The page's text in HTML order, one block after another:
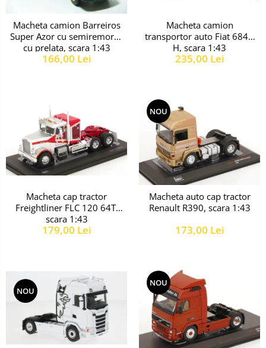
Macheta camion Barreiros
Super Azor cu semiremorca
cu prelata, scara 1:43
166,00 Lei
Macheta camion
transportor auto Fiat 684N
H, scara 1:43
235,00 Lei
Macheta cap tractor
Freightliner FLC 120 64T,
scara 1:43
179,00 Lei
NOU
Macheta auto cap tractor
Renault R390, scara 1:43
173,00 Lei
NOU
NOU